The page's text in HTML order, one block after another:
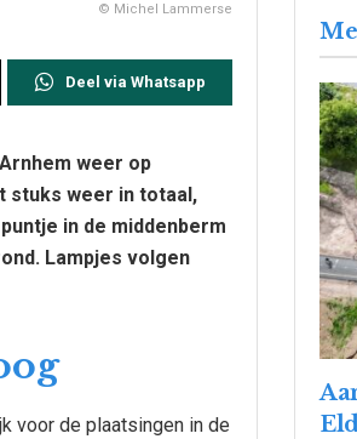
© Michel Lammerse
Deel via Whatsapp
weer op
stuks weer in totaal,
in de middenberm
Lampjes volgen
voor de plaatsingen in de